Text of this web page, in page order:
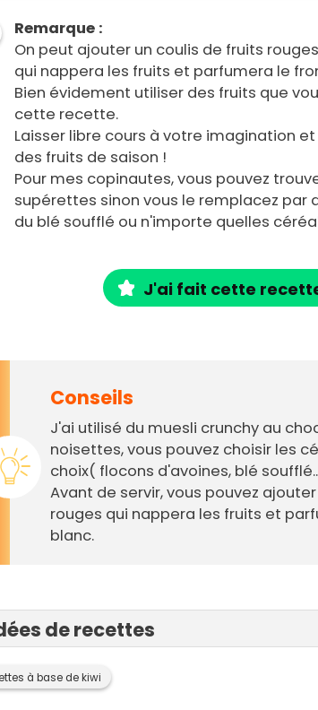
Remarque :
On peut ajouter un coulis de fruits
qui nappera les fruits et parfumera le
Bien évidement utiliser des fruits que
cette recette.
Laisser libre cours à votre imagination
des fruits de saison !
Pour mes copinautes, vous pouvez
supérettes sinon vous le remplacez par
du blé soufflé ou n'importe quelles
J'ai fait cette
Conseils
J'ai utilisé du muesli crunchy au
noisettes, vous pouvez choisir les
choix( flocons d'avoines, blé
Avant de servir, vous pouvez
rouges qui nappera les fruits et
blanc.
de recettes
à base de kiwi